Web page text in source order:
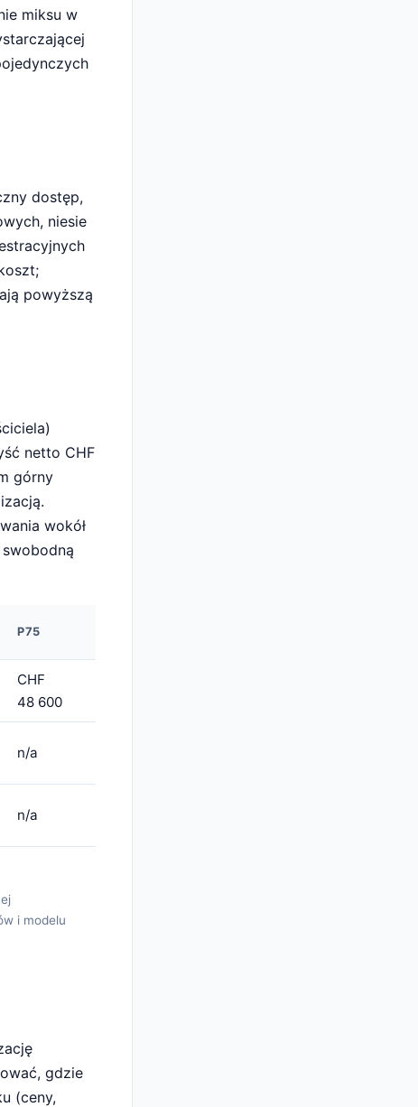
miksu w
dostęp,
niesie
powyższą
netto CHF
górny
wokół
P75
CHF
48 600
n/a
n/a
i modelu
gdzie
(ceny,